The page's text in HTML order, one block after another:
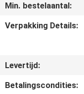
Min. bestelaantal:
Verpakking Details:
Levertijd:
Betalingscondities: